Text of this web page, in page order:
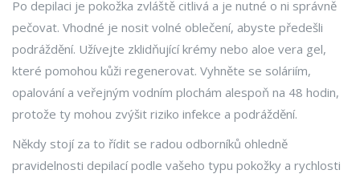
Po depilaci je pokožka zvláště citlivá a je nutné o ni správně
pečovat. Vhodné je nosit volné oblečení, abyste předešli
podráždění. Užívejte zklidňující krémy nebo aloe vera gel,
které pomohou kůži regenerovat. Vyhněte se soláriím,
opalování a veřejným vodním plochám alespoň na 48 hodin,
protože ty mohou zvýšit riziko infekce a podráždění.
Někdy stojí za to řídit se radou odborníků ohledně
pravidelnosti depilací podle vašeho typu pokožky a rychlosti